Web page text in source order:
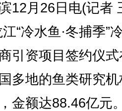
月26日电(记者
“冷水鱼·冬捕季”
引资项目签约仪
多地的鱼类研究
金额达88.46亿元